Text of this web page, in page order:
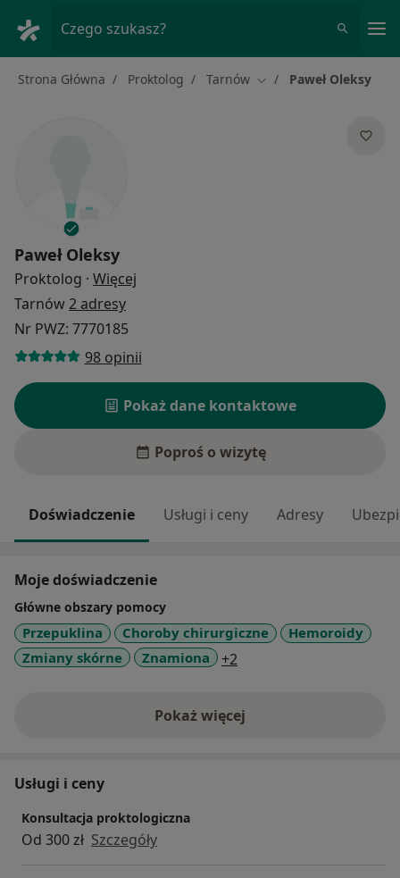
Czego szukasz?
Strona Główna Proktolog Tarnów Zmień miasto
Paweł Oleksy
Paweł Oleksy
Proktolog · Więcej
Tarnów2 adresy
Nr PWZ: 7770185
98 opinii
Pokaż dane kontaktowe
Poproś o wizytę
Doświadczenie Usługi i ceny Adresy
Moje doświadczenie
Główne obszary pomocy
Przepuklina Choroby chirurgiczne
Hemoroidy
Zmiany skórne
Znamiona +2
Pokaż więcejo doświadczeniu
Usługi i ceny
Konsultacja proktologiczna
Od 300 zł Szczegóły